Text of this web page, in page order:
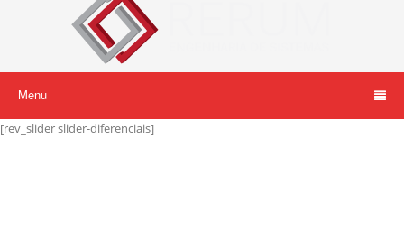
Menu
[rev_slider slider-diferenciais]